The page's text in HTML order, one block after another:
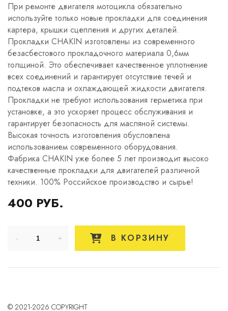
При ремонте двигателя мотоцикла обязательно
используйте только новые прокладки для соединения
картера, крышки сцепления и других деталей.
Прокладки CHAKIN изготовлены из современного
безасбестового прокладочного материала 0,6мм
толщиной. Это обеспечивает качественное уплотнение
всех соединений и гарантирует отсутствие течей и
подтеков масла и охлаждающей жидкости двигателя.
Прокладки не требуют использования герметика при
установке, а это ускоряет процесс обслуживания и
гарантирует безопасность для масляной системы.
Высокая точность изготовления обусловлена
использованием современного оборудования.
Фабрика CHAKIN уже более 5 лет производит высоко
качественные прокладки для двигателей различной
техники. 100% Российское производство и сырье!
400 РУБ.
В КОРЗИНУ
© 2021-2026 COPYRIGHT